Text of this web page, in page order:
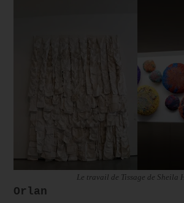
Le travail de Tissage de Sheila
Orlan